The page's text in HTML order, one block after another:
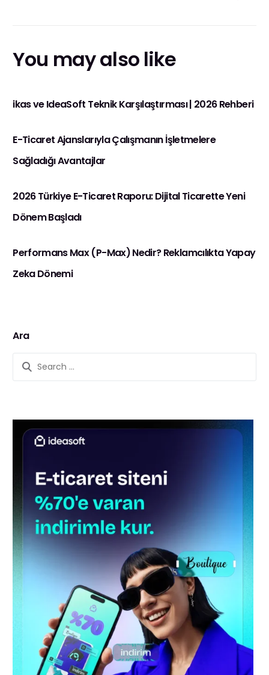
You may also like
ikas ve IdeaSoft Teknik Karşılaştırması | 2026 Rehberi
E-Ticaret Ajanslarıyla Çalışmanın İşletmelere
Sağladığı Avantajlar
2026 Türkiye E-Ticaret Raporu: Dijital Ticarette Yeni
Dönem Başladı
Performans Max (P-Max) Nedir? Reklamcılıkta Yapay
Zeka Dönemi
Ara